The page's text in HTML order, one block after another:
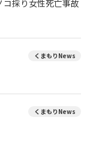
採り女性死亡事故
くまもりNews
くまもりNews